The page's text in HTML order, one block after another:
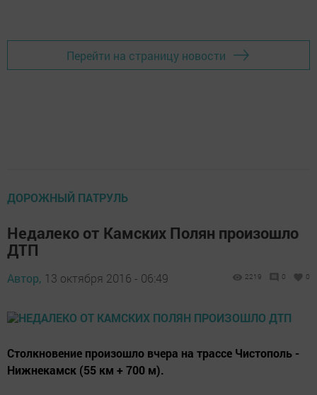
Перейти на страницу новости
ДОРОЖНЫЙ ПАТРУЛЬ
Недалеко от Камских Полян произошло
ДТП
Автор, 13 октября 2016 - 06:49 2219 0 0
Столкновение произошло вчера на трассе Чистополь -
Нижнекамск (55 км + 700 м).